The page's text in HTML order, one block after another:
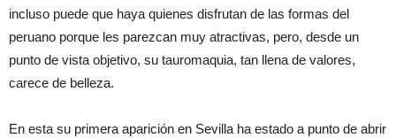
incluso puede que haya quienes disfrutan de las formas del
peruano porque les parezcan muy atractivas, pero, desde un
punto de vista objetivo, su tauromaquia, tan llena de valores,
carece de belleza.
En esta su primera aparición en Sevilla ha estado a punto de abrir